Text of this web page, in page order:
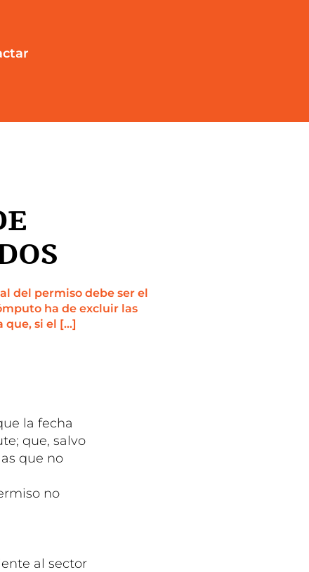
del permiso debe ser el
ha de excluir las
que, si el […]
la fecha
que, salvo
que no
no
al sector